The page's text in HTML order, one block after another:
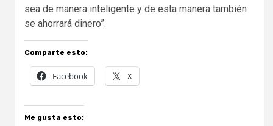
sea de manera inteligente y de esta manera también
se ahorrará dinero”.
Comparte esto:
Facebook X
Me gusta esto: